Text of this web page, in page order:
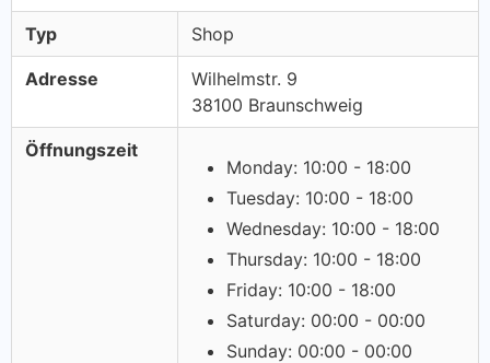
Typ Shop
Adresse
Wilhelmstr. 9
38100 Braunschweig
Öffnungszeit
Monday: 10:00 - 18:00
Tuesday: 10:00 - 18:00
Wednesday: 10:00 - 18:00
Thursday: 10:00 - 18:00
Friday: 10:00 - 18:00
Saturday: 00:00 - 00:00
Sunday: 00:00 - 00:00